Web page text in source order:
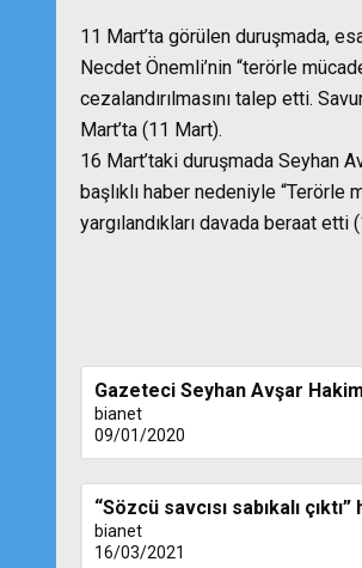
11 Mart’ta görülen duruşmada,
Necdet Önemli’nin “terörle
cezalandırılmasını talep etti.
Mart’ta (11 Mart).
16 Mart’taki duruşmada Seyhan
başlıklı haber nedeniyle
yargılandıkları davada beraat etti
Gazeteci Seyhan Avşar
bianet
09/01/2020
“Sözcü savcısı sabıkalı
bianet
16/03/2021